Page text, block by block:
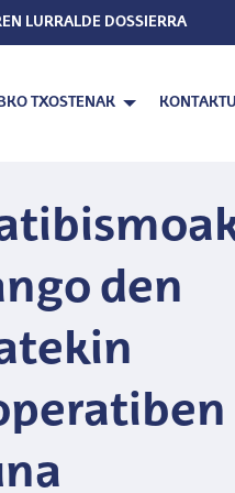
LURRALDE DOSSIERRA
TXOSTENAK
den